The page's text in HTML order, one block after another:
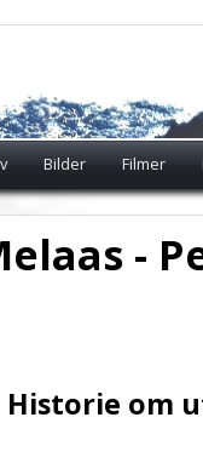
Bilder Filmer
-
Historie om